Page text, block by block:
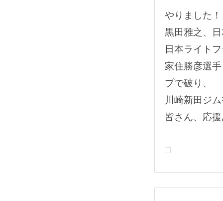
やりました！
黒田雅之、
日本ライト
家住勝彦選
プで破り、
川崎新田ジ
皆さん、応